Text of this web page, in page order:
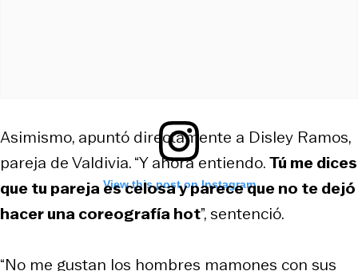
View this post on Instagram
Asimismo, apuntó directamente a Disley Ramos,
pareja de Valdivia. “Y ahora entiendo.Tú me dices
que tu pareja es celosa y parece que no te dejó
hacer una coreografía hot”, sentenció.
“No me gustan los hombres mamones con sus